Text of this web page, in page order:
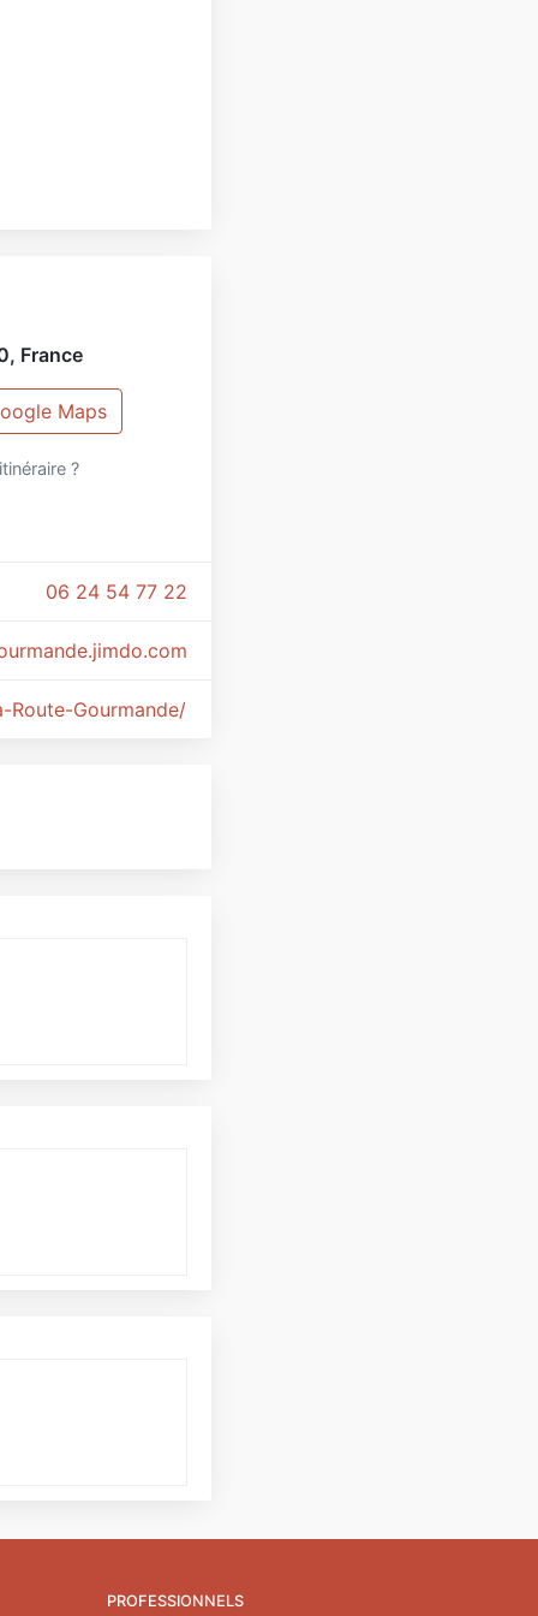
, France
Maps
?
06 24 54 77 22
Gourmande/320627604790280
PROFESSIONNELS